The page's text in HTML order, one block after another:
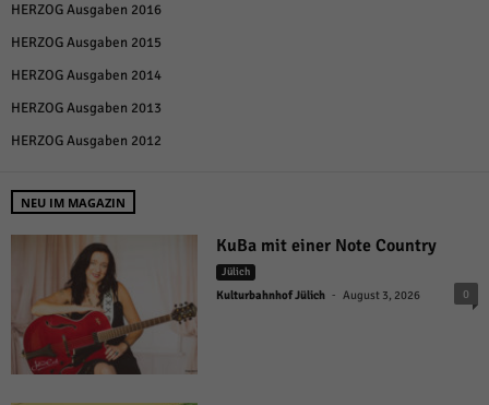
HERZOG Ausgaben 2016
HERZOG Ausgaben 2015
HERZOG Ausgaben 2014
HERZOG Ausgaben 2013
HERZOG Ausgaben 2012
NEU IM MAGAZIN
KuBa mit einer Note Country
Jülich
Kulturbahnhof Jülich - August 3, 2026 0